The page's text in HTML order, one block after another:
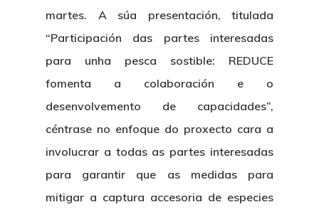
martes. A súa presentación, titulada
“Participación das partes interesadas
para unha pesca sostible: REDUCE
fomenta a colaboración e o
desenvolvemento de capacidades”,
céntrase no enfoque do proxecto cara a
involucrar a todas as partes interesadas
para garantir que as medidas para
mitigar a captura accesoria de especies